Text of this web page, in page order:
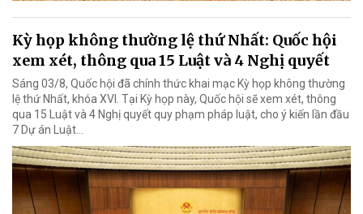
Kỳ họp không thường lệ thứ Nhất: Quốc hội
xem xét, thông qua 15 Luật và 4 Nghị quyết
Sáng 03/8, Quốc hội đã chính thức khai mạc Kỳ họp không thường
lệ thứ Nhất, khóa XVI. Tại Kỳ họp này, Quốc hội sẽ xem xét, thông
qua 15 Luật và 4 Nghị quyết quy phạm pháp luật, cho ý kiến lần đầu
7 Dự án Luật…